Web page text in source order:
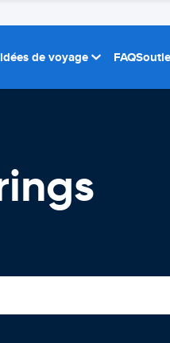
de voyage FAQ